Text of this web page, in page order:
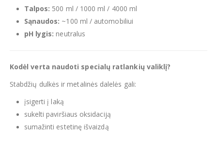
Talpos: 500 ml / 1000 ml / 4000 ml
Sąnaudos: ~100 ml / automobiliui
pH lygis: neutralus
Kodėl verta naudoti specialų ratlankių valiklį?
Stabdžių dulkės ir metalinės dalelės gali:
įsigerti į laką
sukelti paviršiaus oksidaciją
sumažinti estetinę išvaizdą